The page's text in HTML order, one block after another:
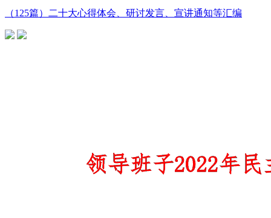
（125篇）二十大心得体会、研讨发言、宣讲通知等汇编